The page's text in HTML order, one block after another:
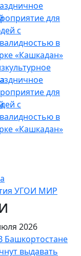
для
с
в
«Кашкадан»
УГОИ МИР
2026